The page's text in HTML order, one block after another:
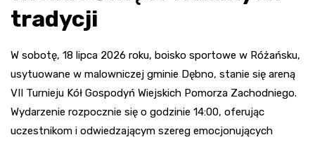
tradycji
W sobotę, 18 lipca 2026 roku, boisko sportowe w Różańsku,
usytuowane w malowniczej gminie Dębno, stanie się areną
VII Turnieju Kół Gospodyń Wiejskich Pomorza Zachodniego.
Wydarzenie rozpocznie się o godzinie 14:00, oferując
uczestnikom i odwiedzającym szereg emocjonujących